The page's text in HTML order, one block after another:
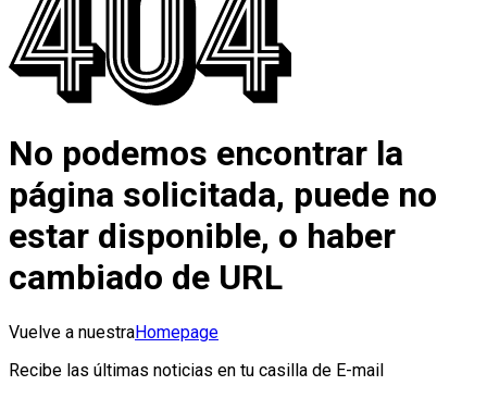
No podemos encontrar la
página solicitada, puede no
estar disponible, o haber
cambiado de URL
Vuelve a nuestraHomepage
Recibe las últimas noticias en tu casilla de E-mail